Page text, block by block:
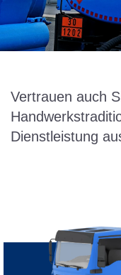
Vertrauen auch
Dienstleistung